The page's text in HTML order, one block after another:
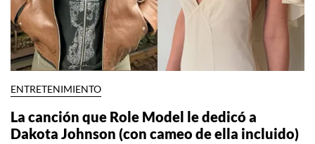
ENTRETENIMIENTO
La canción que Role Model le dedicó a
Dakota Johnson (con cameo de ella incluido)